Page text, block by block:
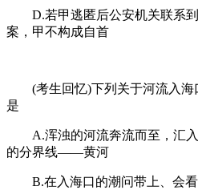
D.若甲逃匿后公安机关联系
案，甲不构成自首
(考生回忆)下列关于河流入
是
A.浑浊的河流奔流而至，汇
的分界线——黄河
B.在入海口的潮问带上、会